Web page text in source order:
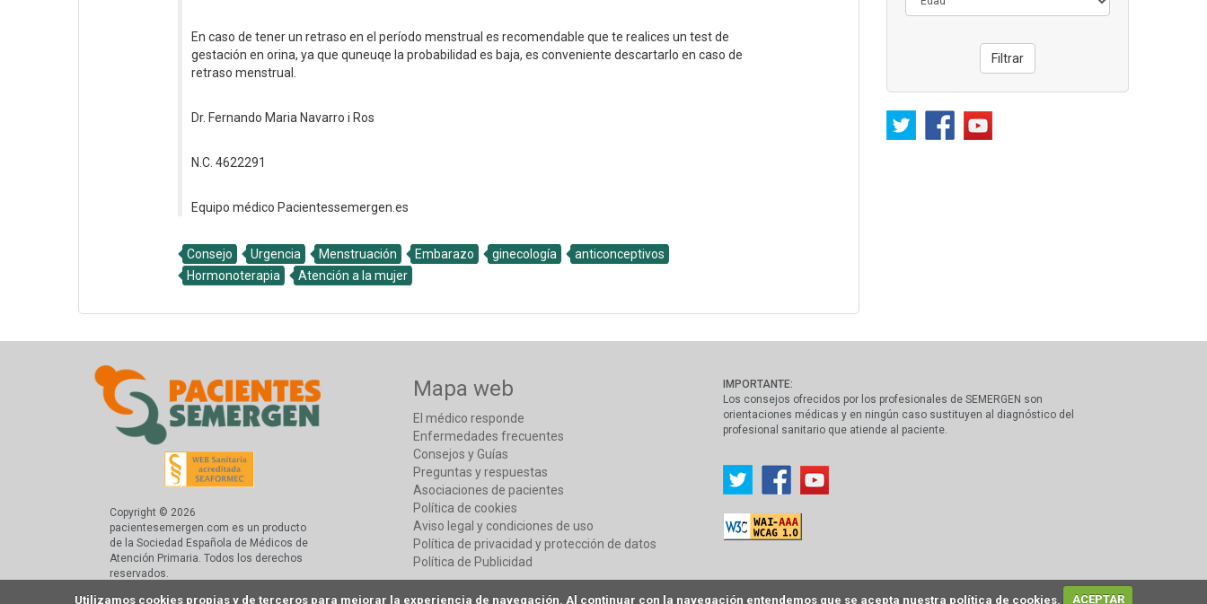
En caso de tener un retraso en el período menstrual es recomendable que te realices un test de
gestación en orina, ya que quneuqe la probabilidad es baja, es conveniente descartarlo en caso de
retraso menstrual.
Dr. Fernando Maria Navarro i Ros
N.C. 4622291
Equipo médico Pacientessemergen.es
Consejo Urgencia Menstruación Embarazo ginecología
anticonceptivos
Hormonoterapia
Atención a la mujer
Filtrar
Copyright © 2026
pacientesemergen.com es un producto
de la Sociedad Española de Médicos de
Atención Primaria. Todos los derechos
reservados.
Mapa web
El médico responde
Enfermedades frecuentes
Consejos y Guías
Preguntas y respuestas
Asociaciones de pacientes
Política de cookies
Aviso legal y condiciones de uso
Política de privacidad y protección de datos
Política de Publicidad
IMPORTANTE:
Los consejos ofrecidos por los profesionales de SEMERGEN son
orientaciones médicas y en ningún caso sustituyen al diagnóstico del
profesional sanitario que atiende al paciente.
Utilizamos cookies propias y de terceros para mejorar la experiencia de navegación. Al continuar con la navegación entendemos que se acepta nuestra política de cookies. ACEPTAR